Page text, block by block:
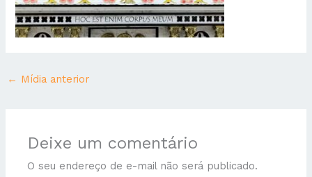
← Mídia anterior
Deixe um comentário
O seu endereço de e-mail não será publicado.